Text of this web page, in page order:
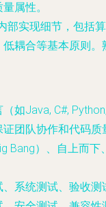
属性。
部实现细节，包括
低耦合等基本原则
（如Java, C#,
团队协作和代码质
Bang）、自上而
系统测试、验收测